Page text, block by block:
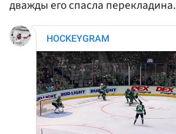
дважды его спасла перекладина.